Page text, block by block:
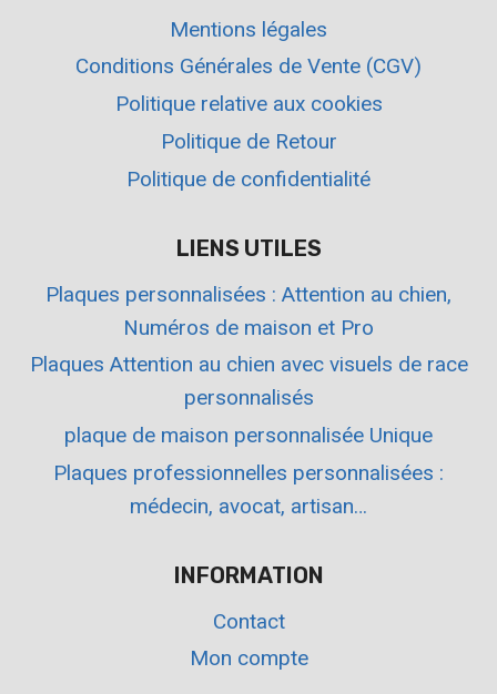
Mentions légales
Conditions Générales de Vente (CGV)
Politique relative aux cookies
Politique de Retour
Politique de confidentialité
LIENS UTILES
Plaques personnalisées : Attention au chien,
Numéros de maison et Pro
Plaques Attention au chien avec visuels de race
personnalisés
plaque de maison personnalisée Unique
Plaques professionnelles personnalisées :
médecin, avocat, artisan…
INFORMATION
Contact
Mon compte